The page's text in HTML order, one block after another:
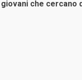
giovani che cercano